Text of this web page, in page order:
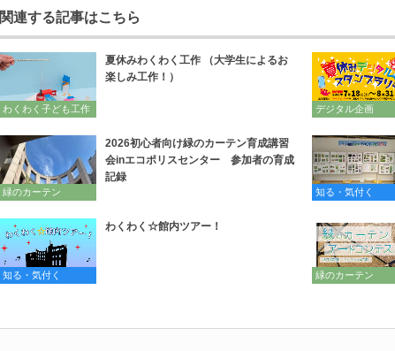
関連する記事はこちら
わくわく子ども工作
夏休みわくわく工作 （大学生によるお
楽しみ工作！）
デジタル企画
緑のカーテン
2026初心者向け緑のカーテン育成講習
会inエコポリスセンター 参加者の育成
記録
知る・気付く
知る・気付く
わくわく☆館内ツアー！
緑のカーテン